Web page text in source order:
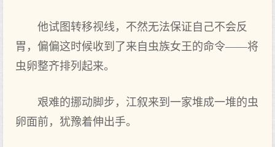
他试图转移视线，不然无法保证自己不会反
胃，偏偏这时候收到了来自虫族女王的命令——将
虫卵整齐排列起来。
艰难的挪动脚步，江叙来到一家堆成一堆的虫
卵面前，犹豫着伸出手。